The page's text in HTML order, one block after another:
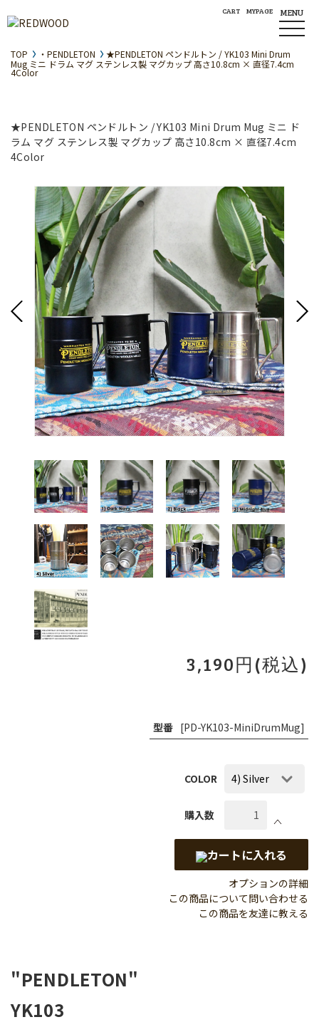
CART MYPAGE MENU
TOP ・PENDLETON
★PENDLETON ペンドルトン / YK103 Mini Drum
Mug ミニ ドラム マグ ステンレス製 マグカップ 高さ10.8cm × 直径7.4cm
4Color
★PENDLETON ペンドルトン / YK103 Mini Drum Mug ミニ ド
ラム マグ ステンレス製 マグカップ 高さ10.8cm × 直径7.4cm
4Color
3,190円(税込)
型番 [PD-YK103-MiniDrumMug]
COLOR
購入数
カートに入れる
オプションの詳細
この商品について問い合わせる
この商品を友達に教える
"PENDLETON"
YK103